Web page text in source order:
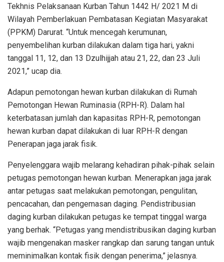
Tekhnis Pelaksanaan Kurban Tahun 1442 H/ 2021 M di
Wilayah Pemberlakuan Pembatasan Kegiatan Masyarakat
(PPKM) Darurat. “Untuk mencegah kerumunan,
penyembelihan kurban dilakukan dalam tiga hari, yakni
tanggal 11, 12, dan 13 Dzulhijjah atau 21, 22, dan 23 Juli
2021,” ucap dia.
Adapun pemotongan hewan kurban dilakukan di Rumah
Pemotongan Hewan Ruminasia (RPH-R). Dalam hal
keterbatasan jumlah dan kapasitas RPH-R, pemotongan
hewan kurban dapat dilakukan di luar RPH-R dengan
Penerapan jaga jarak fisik.
Penyelenggara wajib melarang kehadiran pihak-pihak selain
petugas pemotongan hewan kurban. Menerapkan jaga jarak
antar petugas saat melakukan pemotongan, pengulitan,
pencacahan, dan pengemasan daging. Pendistribusian
daging kurban dilakukan petugas ke tempat tinggal warga
yang berhak. “Petugas yang mendistribusikan daging kurban
wajib mengenakan masker rangkap dan sarung tangan untuk
meminimalkan kontak fisik dengan penerima,” jelasnya.